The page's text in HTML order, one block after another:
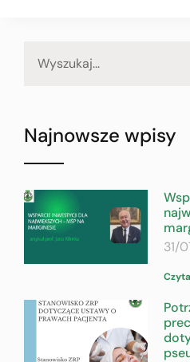
Najnowsze wpisy
31/